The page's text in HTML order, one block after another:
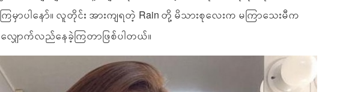
မှာပါနော်။ လူတိုင်း အားကျရတဲ့ Rain တို့ မိသားစုလေးက မကြာသေးမီက
လျှောက်လည်နေခဲ့ကြတာဖြစ်ပါတယ်။